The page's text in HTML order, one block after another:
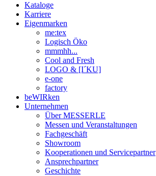
Kataloge
Karriere
Eigenmarken
me:tex
Logisch Öko
mmmhh...
Cool and Fresh
LOGO & [I´KU]
e-one
factory
beWIRken
Unternehmen
Über MESSERLE
Messen und Veranstaltungen
Fachgeschäft
Showroom
Kooperationen und Servicepartner
Ansprechpartner
Geschichte